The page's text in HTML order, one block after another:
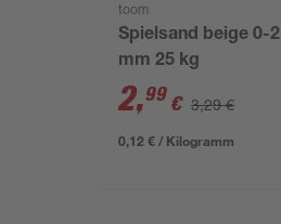
toom
Spielsand beige 0-2
mm 25 kg
2,99 € 3,29 €
0,12 € / Kilogramm